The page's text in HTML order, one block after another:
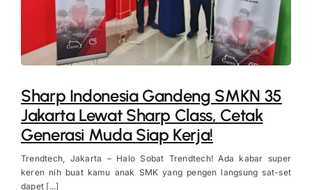
Sharp Indonesia Gandeng SMKN 35
Jakarta Lewat Sharp Class, Cetak
Generasi Muda Siap Kerja!
Trendtech, Jakarta – Halo Sobat Trendtech! Ada kabar super
keren nih buat kamu anak SMK yang pengen langsung sat-set
dapet [...]